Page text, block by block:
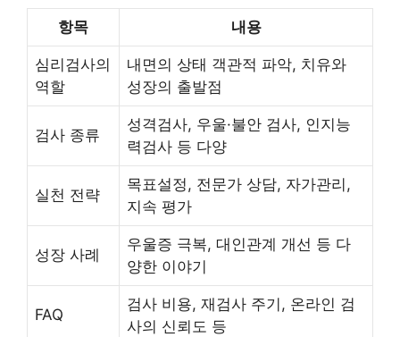
항목 내용
심리검사의
역할
내면의 상태 객관적 파악, 치유와
성장의 출발점
검사 종류
성격검사, 우울·불안 검사, 인지능
력검사 등 다양
실천 전략
목표설정, 전문가 상담, 자가관리,
지속 평가
성장 사례
우울증 극복, 대인관계 개선 등 다
양한 이야기
FAQ
검사 비용, 재검사 주기, 온라인 검
사의 신뢰도 등